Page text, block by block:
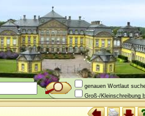
genauen Wortlaut
Groß-/Kleinschreibung